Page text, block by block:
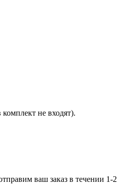
не входят).
ваш заказ в течении 1-2